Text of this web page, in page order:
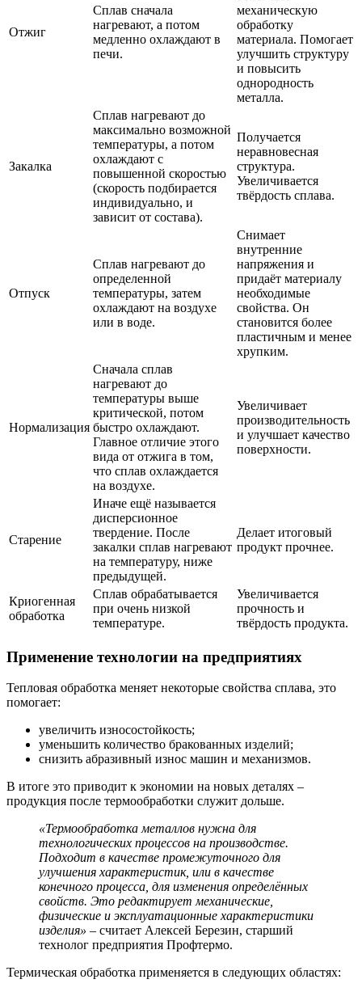
Отжиг
Сплав сначала
нагревают, а потом
медленно охлаждают в
печи.
механическую
обработку
материала. Помогает
улучшить структуру
и повысить
однородность
металла.
Закалка
Сплав нагревают до
максимально возможной
температуры, а потом
охлаждают с
повышенной скоростью
(скорость подбирается
индивидуально, и
зависит от состава).
Получается
неравновесная
структура.
Увеличивается
твёрдость сплава.
Отпуск
Сплав нагревают до
определенной
температуры, затем
охлаждают на воздухе
или в воде.
Снимает
внутренние
напряжения и
придаёт материалу
необходимые
свойства. Он
становится более
пластичным и менее
хрупким.
Нормализация
Сначала сплав
нагревают до
температуры выше
критической, потом
быстро охлаждают.
Главное отличие этого
вида от отжига в том,
что сплав охлаждается
на воздухе.
Увеличивает
производительность
и улучшает качество
поверхности.
Старение
Иначе ещё называется
дисперсионное
твердение. После
закалки сплав нагревают
на температуру, ниже
предыдущей.
Делает итоговый
продукт прочнее.
Криогенная
обработка
Сплав обрабатывается
при очень низкой
температуре.
Увеличивается
прочность и
твёрдость продукта.
Применение технологии на предприятиях
Тепловая обработка меняет некоторые свойства сплава, это
помогает:
увеличить износостойкость;
уменьшить количество бракованных изделий;
снизить абразивный износ машин и механизмов.
В итоге это приводит к экономии на новых деталях –
продукция после термообработки служит дольше.
«Термообработка металлов нужна для
технологических процессов на производстве.
Подходит в качестве промежуточного для
улучшения характеристик, или в качестве
конечного процесса, для изменения определённых
свойств. Это редактирует механические,
физические и эксплуатационные характеристики
изделия» – считает Алексей Березин, старший
технолог предприятия Профтермо.
Термическая обработка применяется в следующих областях: